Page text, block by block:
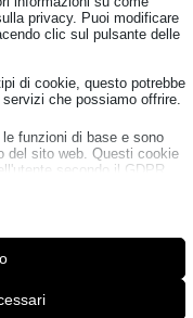
tonnare
rarissimo
e un
di coloratissime
privacy. Puoi modificare
clic sul pulsante delle
di cookie, questo potrebbe
che possiamo offrire.
funzioni di base e sono
del sito web. Questi cookie
secondo il GDPR.
sull'utilizzo,
su come i visitatori